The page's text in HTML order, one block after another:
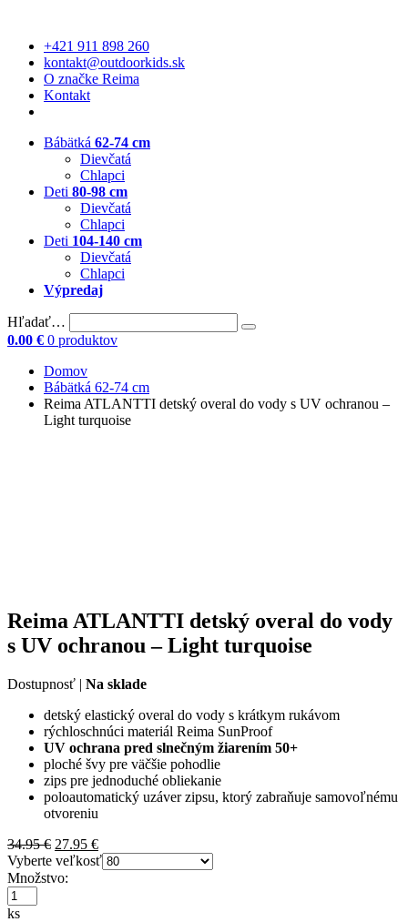
+421 911 898 260
kontakt@outdoorkids.sk
O značke Reima
Kontakt
Bábätká 62-74 cm
Dievčatá
Chlapci
Deti 80-98 cm
Dievčatá
Chlapci
Deti 104-140 cm
Dievčatá
Chlapci
Výpredaj
Hľadať…
0.00 € 0 produktov
Domov
Bábätká 62-74 cm
Reima ATLANTTI detský overal do vody s UV ochranou –
Light turquoise
Reima ATLANTTI detský overal do vody
s UV ochranou – Light turquoise
Dostupnosť | Na sklade
detský elastický overal do vody s krátkym rukávom
rýchloschnúci materiál Reima SunProof
UV ochrana pred slnečným žiarením 50+
ploché švy pre väčšie pohodlie
zips pre jednoduché obliekanie
poloautomatický uzáver zipsu, ktorý zabraňuje samovoľnému
otvoreniu
34.95€ Pôvodná
cena
bola:
27.95 €Aktuálna
cena
Vyberte veľkosť
Množstvo:
ks